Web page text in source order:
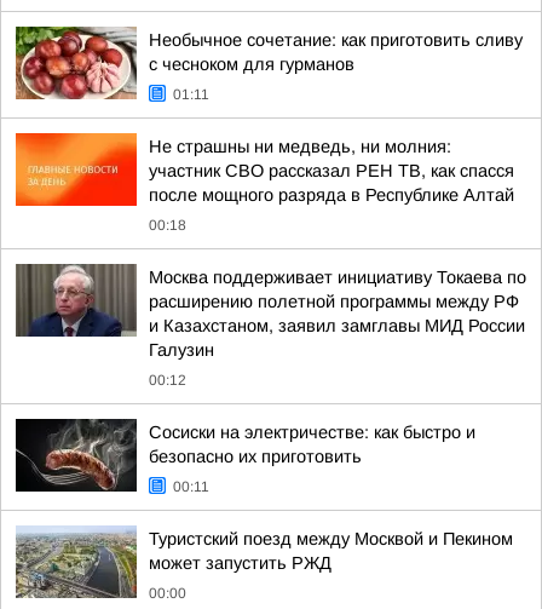
Необычное сочетание: как приготовить сливу
с чесноком для гурманов
01:11
Не страшны ни медведь, ни молния:
участник СВО рассказал РЕН ТВ, как спасся
после мощного разряда в Республике Алтай
00:18
Москва поддерживает инициативу Токаева по
расширению полетной программы между РФ
и Казахстаном, заявил замглавы МИД России
Галузин
00:12
Сосиски на электричестве: как быстро и
безопасно их приготовить
00:11
Туристский поезд между Москвой и Пекином
может запустить РЖД
00:00